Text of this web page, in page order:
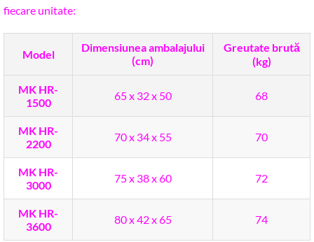
fiecare unitate:
Model
Dimensiunea ambalajului
(cm)
Greutate brută
(kg)
MK HR-
1500
65 x 32 x 50 68
MK HR-
2200
70 x 34 x 55 70
MK HR-
3000
75 x 38 x 60 72
MK HR-
3600
80 x 42 x 65 74